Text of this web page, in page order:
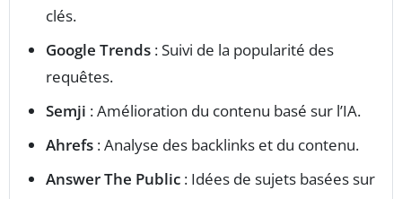
clés.
Google Trends : Suivi de la popularité des
requêtes.
Semji : Amélioration du contenu basé sur l’IA.
Ahrefs : Analyse des backlinks et du contenu.
Answer The Public : Idées de sujets basées sur